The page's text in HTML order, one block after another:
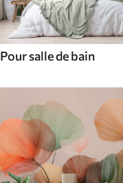
Pour salle de bain